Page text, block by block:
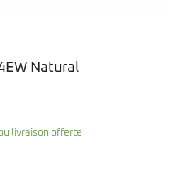
Natural
livraison offerte